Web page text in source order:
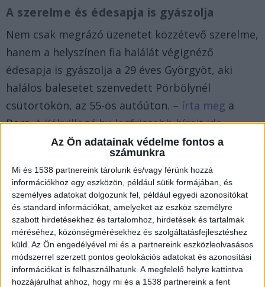
Az Ön adatainak védelme fontos a
számunkra
Mi és 1538 partnereink tárolunk és/vagy férünk hozzá
információkhoz egy eszközön, például sütik formájában, és
személyes adatokat dolgozunk fel, például egyedi azonosítókat
és standard információkat, amelyeket az eszköz személyre
szabott hirdetésekhez és tartalomhoz, hirdetések és tartalmak
méréséhez, közönségmérésekhez és szolgáltatásfejlesztéshez
küld. Az Ön engedélyével mi és a partnereink eszközleolvasásos
módszerrel szerzett pontos geolokációs adatokat és azonosítási
információkat is felhasználhatunk. A megfelelő helyre kattintva
hozzájárulhat ahhoz, hogy mi és a 1538 partnereink a fent
A szerelme és édesapja is gyászolja
Nem csak megrázó üzenetet közzétevő szerelme,
hanem a helyszínen fia halálát végignéző
édesapja is gyászolja a 29 éves Györgyöt, aki
halálos balesetet szenvedett Pörbölynél
csütörtökön, az 55-ös autóúton. – írta meg a
Bors.A Kékvillogó.hu legfrissebb híreit ide
kattintva éred el!